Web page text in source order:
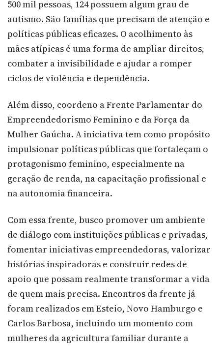
500 mil pessoas, 124 possuem algum grau de
autismo. São famílias que precisam de atenção e
políticas públicas eficazes. O acolhimento às
mães atípicas é uma forma de ampliar direitos,
combater a invisibilidade e ajudar a romper
ciclos de violência e dependência.
Além disso, coordeno a Frente Parlamentar do
Empreendedorismo Feminino e da Força da
Mulher Gaúcha. A iniciativa tem como propósito
impulsionar políticas públicas que fortaleçam o
protagonismo feminino, especialmente na
geração de renda, na capacitação profissional e
na autonomia financeira.
Com essa frente, busco promover um ambiente
de diálogo com instituições públicas e privadas,
fomentar iniciativas empreendedoras, valorizar
histórias inspiradoras e construir redes de
apoio que possam realmente transformar a vida
de quem mais precisa. Encontros da frente já
foram realizados em Esteio, Novo Hamburgo e
Carlos Barbosa, incluindo um momento com
mulheres da agricultura familiar durante a